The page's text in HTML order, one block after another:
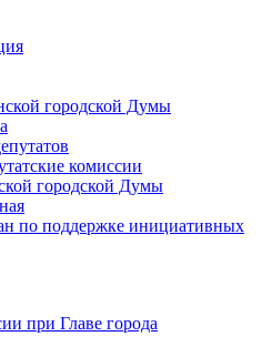
городской Думы
комиссии
городской Думы
по поддержке инициативных
при Главе города